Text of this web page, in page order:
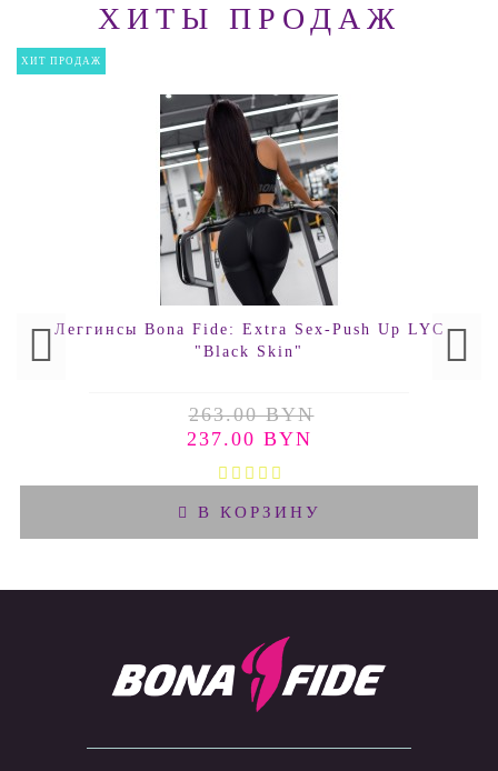
ХИТЫ ПРОДАЖ
ХИТ ПРОДАЖ
Леггинсы Bona Fide: Extra Sex-Push Up LYC
"Black Skin"
263.00 BYN
237.00 BYN
В КОРЗИНУ